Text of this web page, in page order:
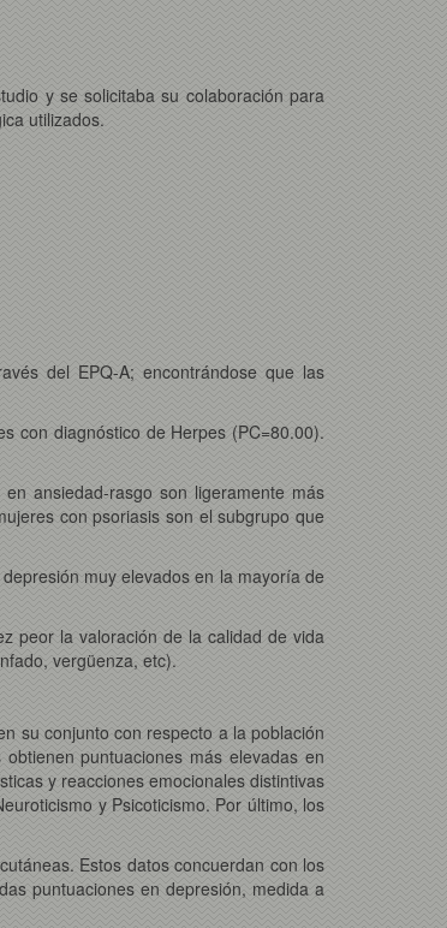
y se solicitaba su colaboración para
utilizados.
del EPQ-A; encontrándose que las
con diagnóstico de Herpes (PC=80.00).
ansiedad-rasgo son ligeramente más
con psoriasis son el subgrupo que
muy elevados en la mayoría de
peor la valoración de la calidad de vida
vergüenza, etc).
su conjunto con respecto a la población
puntuaciones más elevadas en
y reacciones emocionales distintivas
y Psicoticismo. Por último, los
Estos datos concuerdan con los
puntuaciones en depresión, medida a